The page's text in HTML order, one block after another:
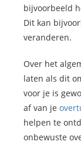
bijvoorbeeld
Dit kan
veranderen.
Over het
laten als dit
voor je is
af van je
helpen te
onbewuste